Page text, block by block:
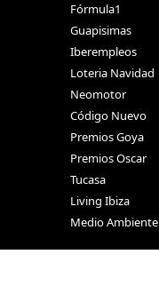
Fórmula1
Guapisimas
Iberempleos
Loteria Navidad
Neomotor
Código Nuevo
Premios Goya
Premios Oscar
Tucasa
Living Ibiza
Medio Ambiente